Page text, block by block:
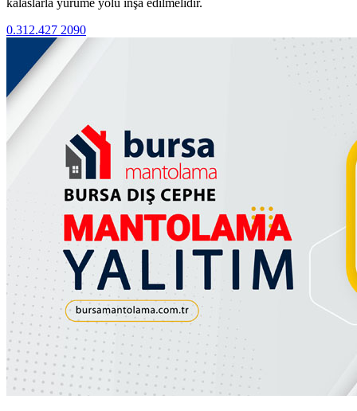
kalaslarla yürüme yolu inşa edilmelidir.
0.312.427 2090